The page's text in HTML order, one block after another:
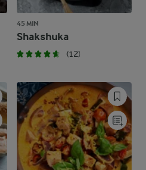
45 MIN
Shakshuka
(12)